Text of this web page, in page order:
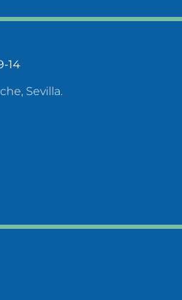
14
Sevilla.